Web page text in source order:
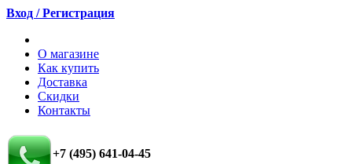
Вход / Регистрация
О магазине
Как купить
Доставка
Скидки
Контакты
+7 (495) 641-04-45